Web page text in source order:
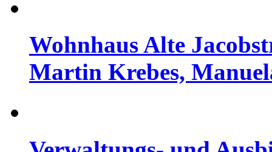
Wohnhaus Alte
Martin Krebes,